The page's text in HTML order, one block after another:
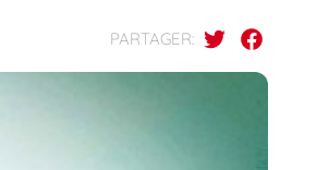
PARTAGER: